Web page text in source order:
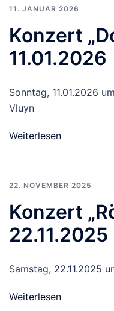
11. JANUAR 2026
Konzert
11.01.2026
Sonntag, 11.01.2026
Vluyn
Weiterlesen
22. NOVEMBER 2025
Konzert
22.11.2025
Samstag, 22.11.2025
Weiterlesen